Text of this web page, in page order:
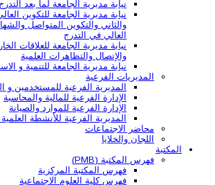
نيابة مديرية الجامعة لما بعد
نيابة مديرية الجامعة للتكوين
والثاني والتكوين المتواصل
العالي في التدرج
نيابة مديرية الجامعة للعلاقات
والإتصال والتظاهرات العلمية
نيابة مديرية الجامعة للتنمية و
المديريات الفرعية
المديرية الفرعية للمستخدمين و
الإدارة الفرعية للمالية والمحاسبة
الإدارة الفرعية للموارد والصيانة
المديرية الفرعية للأنشطة العلمية
محاضر الاجتماعات
اللجان والخلايا
المكتبة
فهرس المكتبة (PMB)
فهرس المكتبة المركزية
فهرس كلية العلوم الاجتماعية